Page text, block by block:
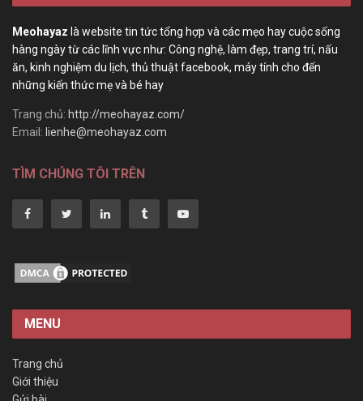
Meohayaz là website tin tức tổng hợp và các mẹo hay cuộc sống
hàng ngày từ các lĩnh vực như: Công nghệ, làm đẹp, trang trí, nấu
ăn, kinh nghiệm du lịch, thủ thuật facebook, máy tính cho đến
những kiến thức mẹ và bé hay
Trang chủ: http://meohayaz.com/
Email: lienhe@meohayaz.com
TÌM CHÚNG TÔI TRÊN
MENU
Trang chủ
Giới thiệu